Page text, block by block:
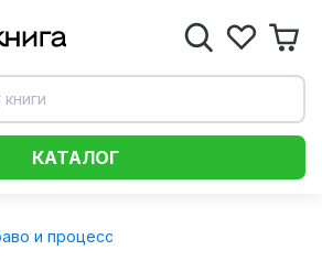
КАТАЛОГ
и процесс